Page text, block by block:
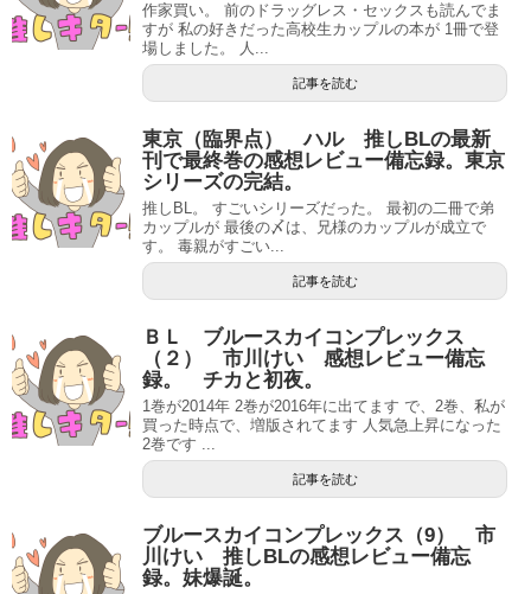
作家買い。 前のドラッグレス・セックスも読んでま
すが 私の好きだった高校生カップルの本が 1冊で登
場しました。 人...
記事を読む
東京（臨界点） ハル 推しBLの最新
刊で最終巻の感想レビュー備忘録。東京
シリーズの完結。
推しBL。 すごいシリーズだった。 最初の二冊で弟
カップルが 最後の〆は、兄様のカップルが成立で
す。 毒親がすごい...
記事を読む
ＢＬ ブルースカイコンプレックス
（２） 市川けい 感想レビュー備忘
録。 チカと初夜。
1巻が2014年 2巻が2016年に出てます で、2巻、私が
買った時点で、増版されてます 人気急上昇になった
2巻です ...
記事を読む
ブルースカイコンプレックス（9） 市
川けい 推しBLの感想レビュー備忘
録。妹爆誕。